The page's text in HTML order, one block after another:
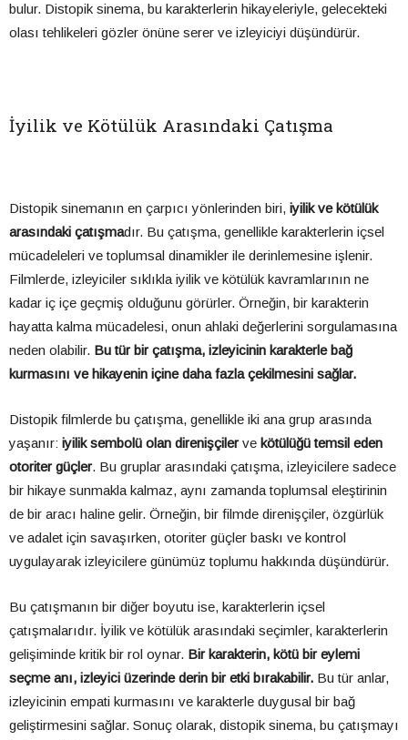
bulur. Distopik sinema, bu karakterlerin hikayeleriyle, gelecekteki
olası tehlikeleri gözler önüne serer ve izleyiciyi düşündürür.
İyilik ve Kötülük Arasındaki Çatışma
Distopik sinemanın en çarpıcı yönlerinden biri, iyilik ve kötülük
arasındaki çatışmadır. Bu çatışma, genellikle karakterlerin içsel
mücadeleleri ve toplumsal dinamikler ile derinlemesine işlenir.
Filmlerde, izleyiciler sıklıkla iyilik ve kötülük kavramlarının ne
kadar iç içe geçmiş olduğunu görürler. Örneğin, bir karakterin
hayatta kalma mücadelesi, onun ahlaki değerlerini sorgulamasına
neden olabilir. Bu tür bir çatışma, izleyicinin karakterle bağ
kurmasını ve hikayenin içine daha fazla çekilmesini sağlar.
Distopik filmlerde bu çatışma, genellikle iki ana grup arasında
yaşanır: iyilik sembolü olan direnişçilerve kötülüğü temsil eden
otoriter güçler. Bu gruplar arasındaki çatışma, izleyicilere sadece
bir hikaye sunmakla kalmaz, aynı zamanda toplumsal eleştirinin
de bir aracı haline gelir. Örneğin, bir filmde direnişçiler, özgürlük
ve adalet için savaşırken, otoriter güçler baskı ve kontrol
uygulayarak izleyicilere günümüz toplumu hakkında düşündürür.
Bu çatışmanın bir diğer boyutu ise, karakterlerin içsel
çatışmalarıdır. İyilik ve kötülük arasındaki seçimler, karakterlerin
gelişiminde kritik bir rol oynar. Bir karakterin, kötü bir eylemi
seçme anı, izleyici üzerinde derin bir etki bırakabilir. Bu tür anlar,
izleyicinin empati kurmasını ve karakterle duygusal bir bağ
geliştirmesini sağlar. Sonuç olarak, distopik sinema, bu çatışmayı